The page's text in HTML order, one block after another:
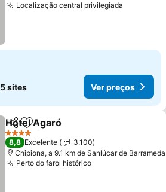
Localização central privilegiada
5 sites Ver preços
PartilharAdicionar aos favoritos
Hotel Agaró
4 Estrelas
8,8 Excelente
3.100
Chipiona, a 9.1 km de Sanlúcar de Barrameda
Perto do farol históricoVer preços